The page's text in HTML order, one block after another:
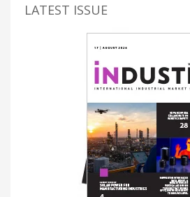
LATEST ISSUE